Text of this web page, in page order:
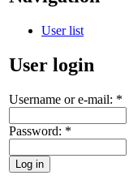
User list
User login
Username or e-mail: *
Password: *